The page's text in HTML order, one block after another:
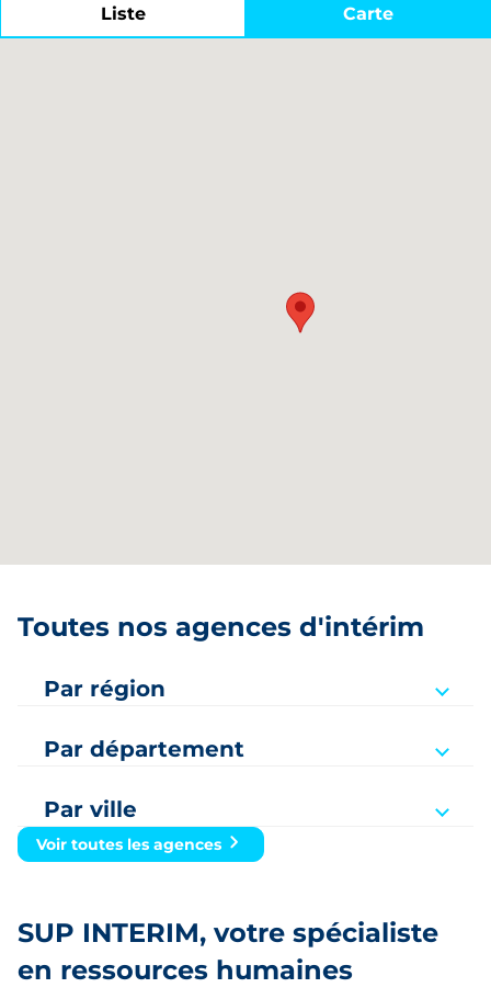
Liste Carte
Toutes nos agences d'intérim
Par région
Bourgogne-Franche-Comté
Bretagne
Grand Est
Île-de-France
Normandie
Par département
Aisne
Allier
Par ville
Amiens
Argentan
Arras
Voir toutes les agences
SUP INTERIM, votre spécialiste
en ressources humaines